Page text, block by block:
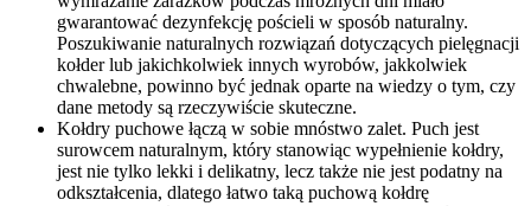
gwarantować dezynfekcję pościeli w sposób naturalny.
Poszukiwanie naturalnych rozwiązań dotyczących pielęgnacji
kołder lub jakichkolwiek innych wyrobów, jakkolwiek
chwalebne, powinno być jednak oparte na wiedzy o tym, czy
dane metody są rzeczywiście skuteczne.
Kołdry puchowe łączą w sobie mnóstwo zalet. Puch jest
surowcem naturalnym, który stanowiąc wypełnienie kołdry,
jest nie tylko lekki i delikatny, lecz także nie jest podatny na
odkształcenia, dlatego łatwo taką puchową kołdrę